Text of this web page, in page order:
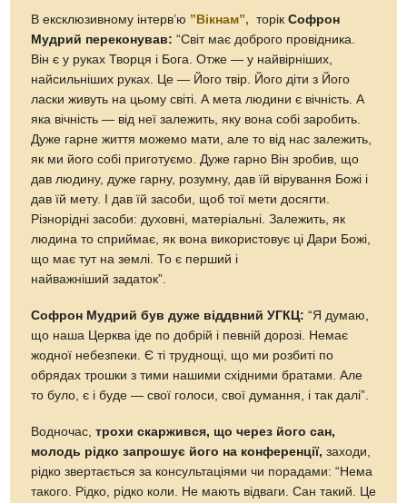
В ексклюзивному інтерв’ю ”Вікнам”, торікСофрон
Мудрий переконував: “Світ має доброго провідника.
Він є у руках Творця і Бога. Отже — у найвірніших,
найсильніших руках. Це — Його твір. Його діти з Його
ласки живуть на цьому світі. А мета людини є вічність. А
яка вічність — від неї залежить, яку вона собі заробить.
Дуже гарне життя можемо мати, але то від нас залежить,
як ми його собі приготуємо. Дуже гарно Він зробив, що
дав людину, дуже гарну, розумну, дав їй вірування Божі і
дав їй мету. І дав їй засоби, щоб тої мети досягти.
Різнорідні засоби: духовні, матеріальні. Залежить, як
людина то сприймає, як вона використовує ці Дари Божі,
що має тут на землі. То є перший і
найважніший задаток”.
Софрон Мудрий був дуже віддвний УГКЦ: “Я думаю,
що наша Церква іде по добрій і певній дорозі. Немає
жодної небезпеки. Є ті труднощі, що ми розбиті по
обрядах трошки з тими нашими східними братами. Але
то було, є і буде — свої голоси, свої думання, і так далі”.
Водночас,трохи скаржився, що через його сан,
молодь рідко запрошує його на конференції, заходи,
рідко звертається за консультаціями чи порадами: “Нема
такого. Рідко, рідко коли. Не мають відваги. Сан такий. Це